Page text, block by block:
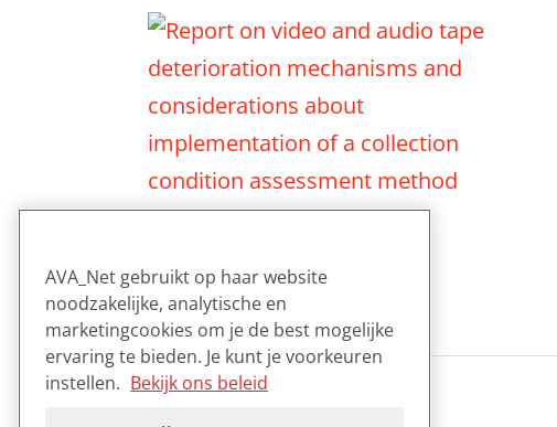
CARRIERS
AVA_Net gebruikt op haar website
noodzakelijke, analytische en
marketingcookies om je de best mogelijke
ervaring te bieden. Je kunt je voorkeuren
instellen. Bekijk ons beleid